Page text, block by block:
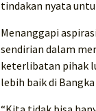
tindakan nyata
Menanggapi
sendirian dalam
keterlibatan pihak
lebih baik di